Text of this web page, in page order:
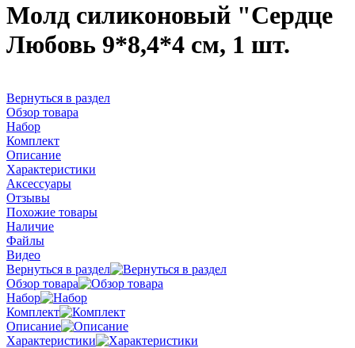
Молд силиконовый "Сердце
Любовь 9*8,4*4 см, 1 шт.
Вернуться в раздел
Обзор товара
Набор
Комплект
Описание
Характеристики
Аксессуары
Отзывы
Похожие товары
Наличие
Файлы
Видео
Вернуться в раздел
Обзор товара
Набор
Комплект
Описание
Характеристики